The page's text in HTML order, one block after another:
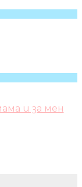
и за мен